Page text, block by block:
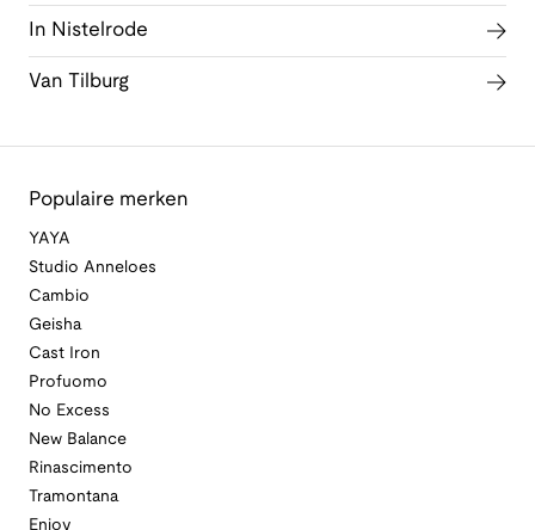
In Nistelrode
Van Tilburg
Populaire merken
YAYA
Studio Anneloes
Cambio
Geisha
Cast Iron
Profuomo
No Excess
New Balance
Rinascimento
Tramontana
Enjoy